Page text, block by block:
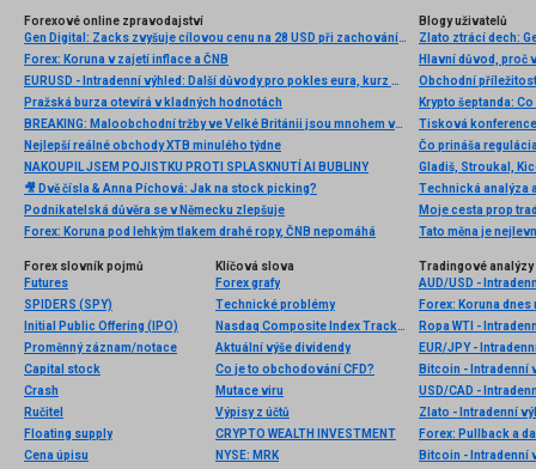
Forexové online zpravodajství
Gen Digital: Zacks zvyšuje cílovou cenu na 28 USD při zachování doporučení „neutral“
Forex: Koruna v zajetí inflace a ČNB
EURUSD - Intradenní výhled: Další důvody pro pokles eura, kurz míří k 1,26
Pražská burza otevírá v kladných hodnotách
BREAKING: Maloobchodní tržby ve Velké Británii jsou mnohem vyšší, než se očekávalo; EURGBP klesá 📌
Nejlepší reálné obchody XTB minulého týdne
NAKOUPIL JSEM POJISTKU PROTI SPLASKNUTÍ AI BUBLINY
🎥 Dvě čísla & Anna Píchová: Jak na stock picking?
Podnikatelská důvěra se v Německu zlepšuje
Forex: Koruna pod lehkým tlakem drahé ropy, ČNB nepomáhá
Blogy uživatelů
Zlato ztrácí dech:
Hlavní důvod, proč
Čo prináša
Technická analýza
Tato měna je
Forex slovník pojmů
Futures
SPIDERS (SPY)
Initial Public Offering (IPO)
Proměnný záznam/notace
Capital stock
Crash
Ručitel
Floating supply
Cena úpisu
Klíčová slova
Forex grafy
Technické problémy
Nasdaq Composite Index Tracking
Aktuální výše dividendy
Co je to obchodování CFD?
Mutace viru
Výpisy z účtů
CRYPTO WEALTH INVESTMENT
NYSE: MRK
Tradingové analýzy
AUD/USD -
Forex: Koruna
Ropa WTI -
EUR/JPY -
Bitcoin - Intradenní
USD/CAD -
Zlato - Intradenní
Forex: Pullback a
Bitcoin - Intradenní